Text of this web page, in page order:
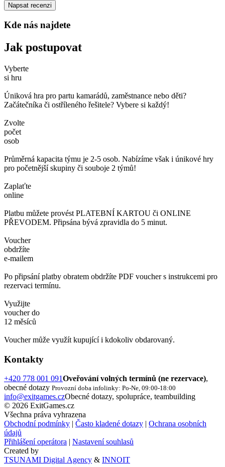
Napsat recenzi
Kde nás najdete
Jak postupovat
Vyberte
si hru
Úniková hra pro partu kamarádů, zaměstnance nebo děti?
Začátečníka či ostříleného řešitele? Vybere si každý!
Zvolte
počet
osob
Průměrná kapacita týmu je 2-5 osob. Nabízíme však i únikové hry
pro početnější skupiny či souboje 2 týmů!
Zaplaťte
online
Platbu můžete provést PLATEBNÍ KARTOU či ONLINE
PŘEVODEM. Připsána bývá zpravidla do 5 minut.
Voucher
obdržíte
e-mailem
Po připsání platby obratem obdržíte PDF voucher s instrukcemi pro
rezervaci termínu.
Využijte
voucher do
12 měsíců
Voucher může využít kupující i kdokoliv obdarovaný.
Kontakty
+420 778 001 091Oveřování volných termínů (ne rezervace),
obecné dotazy Provozní doba infolinky: Po-Ne, 09:00-18:00
info@exitgames.czObecné dotazy, spolupráce, teambuilding
© 2026 ExitGames.cz
Všechna práva vyhrazena
Obchodní podmínky
Často kladené dotazy
Ochrana osobních
údajů
Přihlášení operátora
Nastavení souhlasů
Created by
TSUNAMI Digital Agency & INNOIT